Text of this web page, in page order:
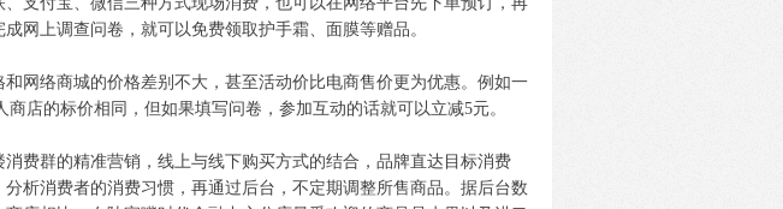
网上调查问卷，就可以免费领取护手霜、面膜等赠品。
络商城的价格差别不大，甚至活动价比电商售价更为优惠。例如一
店的标价相同，但如果填写问卷，参加互动的话就可以立减5元。
群的精准营销，线上与线下购买方式的结合，品牌直达目标消费
析消费者的消费习惯，再通过后台，不定期调整所售商品。据后台数